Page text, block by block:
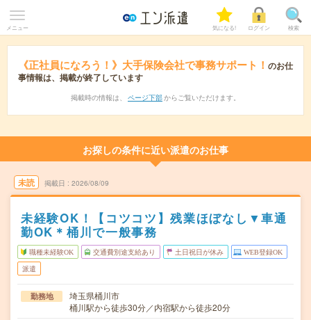
メニュー 気になる! ログイン 検索
《正社員になろう！》大手保険会社で事務サポート！ のお仕
事情報は、掲載が終了しています
掲載時の情報は、 ページ下部 からご覧いただけます。
お探しの条件に近い派遣のお仕事
未読 掲載日 2026/08/09
未経験OK！【コツコツ】残業ほぼなし▼車通
勤OK＊桶川で一般事務
職種未経験OK 交通費別途支給あり 土日祝日が休み WEB登録OK
派遣
勤務地
埼玉県桶川市
桶川駅から徒歩30分／内宿駅から徒歩20分